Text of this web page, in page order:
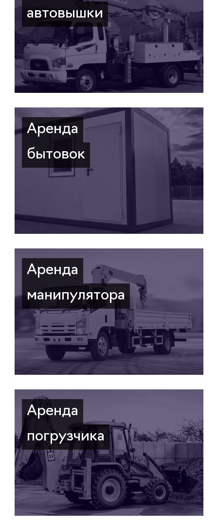
автовышки
Аренда
бытовок
Аренда
манипулятора
Аренда
погрузчика